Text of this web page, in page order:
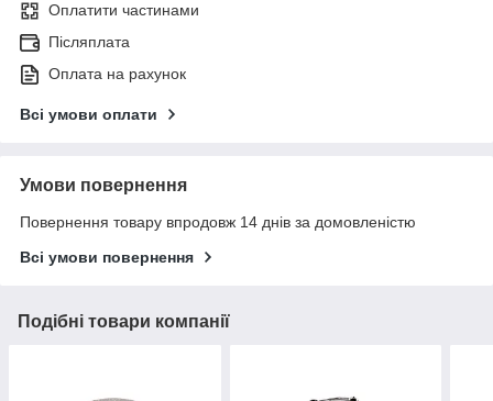
Оплатити частинами
Післяплата
Оплата на рахунок
Всі умови оплати
Умови повернення
Повернення товару впродовж 14 днів за домовленістю
Всі умови повернення
Подібні товари компанії